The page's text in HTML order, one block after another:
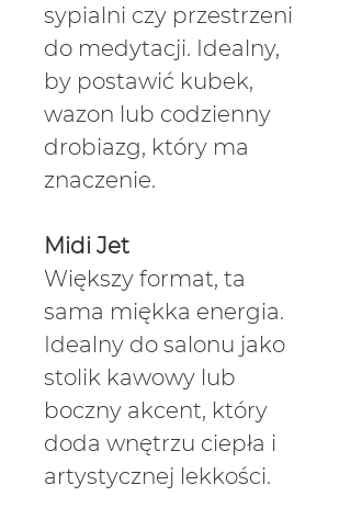
sypialni czy przestrzeni
do medytacji. Idealny,
by postawić kubek,
wazon lub codzienny
drobiazg, który ma
znaczenie.
Midi Jet
Większy format, ta
sama miękka energia.
Idealny do salonu jako
stolik kawowy lub
boczny akcent, który
doda wnętrzu ciepła i
artystycznej lekkości.